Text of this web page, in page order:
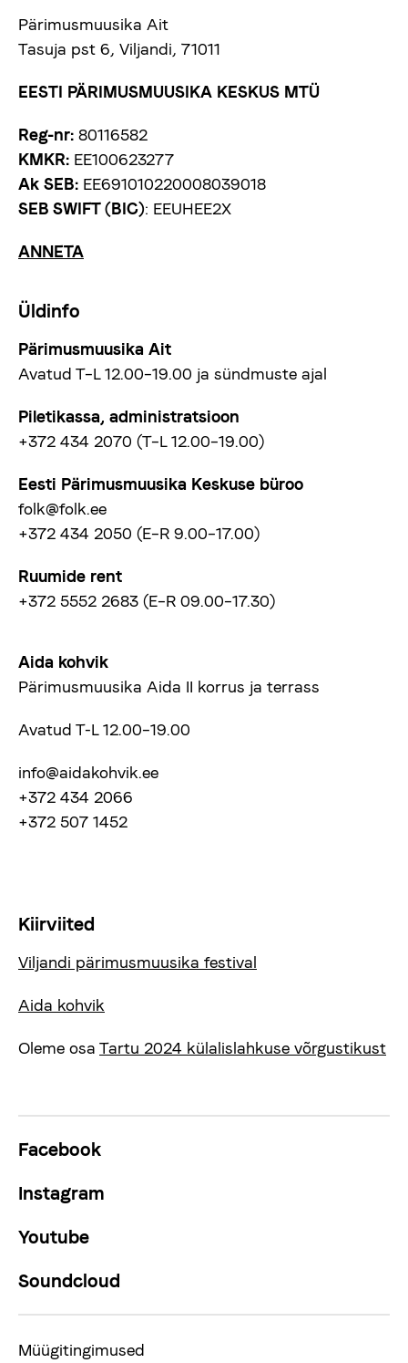
Pärimusmuusika Ait
Tasuja pst 6, Viljandi, 71011
EESTI PÄRIMUSMUUSIKA KESKUS MTÜ
Reg-nr: 80116582
KMKR: EE100623277
Ak SEB: EE691010220008039018
SEB SWIFT (BIC): EEUHEE2X
ANNETA
Üldinfo
Pärimusmuusika Ait
Avatud T–L 12.00–19.00 ja sündmuste ajal
Piletikassa, administratsioon
+372 434 2070 (T–L 12.00–19.00)
Eesti Pärimusmuusika Keskuse büroo
folk@folk.ee
+372 434 2050 (E–R 9.00–17.00)
Ruumide rent
+372 5552 2683 (E–R 09.00–17.30)
Aida kohvik
Pärimusmuusika Aida II korrus ja terrass
Avatud T-L 12.00–19.00
info@aidakohvik.ee
+372 434 2066
+372 507 1452
Kiirviited
Viljandi pärimusmuusika festival
Aida kohvik
Oleme osa Tartu 2024 külalislahkuse võrgustikust
Facebook
Instagram
Youtube
Soundcloud
Müügitingimused